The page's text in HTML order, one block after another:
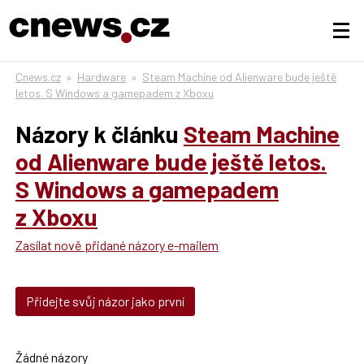
Cnews.cz » Hardware » Steam Machine od Alienware bude ještě
letos. S Windows a gamepadem z Xboxu
Názory k článku Steam Machine
od Alienware bude ještě letos.
S Windows a gamepadem
z Xboxu
Zasílat nově přidané názory e-mailem
Přidejte svůj názor jako první
Žádné názory